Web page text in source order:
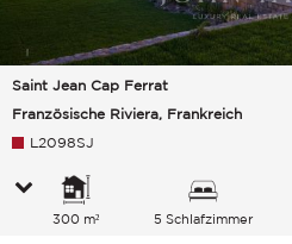
Saint Jean Cap Ferrat
Französische Riviera, Frankreich
L2098SJ
300 m² 5 Schlafzimmer